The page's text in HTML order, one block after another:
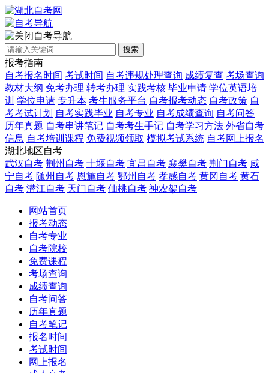
自考导航
搜索
报考指南
自考报名时间 考试时间 自考违规处理查询 成绩复查 考场查询
教材大纲 免考办理 转考办理 实践考核 毕业申请 学位英语培
训 学位申请 专升本 考生服务平台 自考报考动态 自考政策 自
考考试计划 自考实践毕业 自考专业 自考成绩查询 自考问答
历年真题 自考串讲笔记 自考考生手记 自考学习方法 外省自考
信息 自考培训课程 免费视频领取 模拟考试系统 自考网上报名
湖北地区自考
武汉自考 荆州自考 十堰自考 宜昌自考 襄樊自考 荆门自考 咸
宁自考 随州自考 恩施自考 鄂州自考 孝感自考 黄冈自考 黄石
自考 潜江自考 天门自考 仙桃自考 神农架自考
网站首页
报考动态
自考专业
自考院校
免费课程
考场查询
成绩查询
自考问答
历年真题
自考笔记
报名时间
考试时间
网上报名